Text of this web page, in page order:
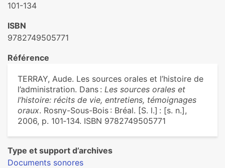
101-134
ISBN
9782749505771
Référence
TERRAY, Aude. Les sources orales et l’histoire de
l’administration. Dans : Les sources orales et
l’histoire: récits de vie, entretiens, témoignages
oraux. Rosny-Sous-Bois : Bréal. [S. l.] : [s. n.],
2006, p. 101‑134. ISBN 9782749505771
Type et support d’archives
Documents sonores